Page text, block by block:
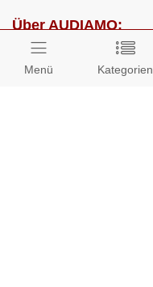
Menü Kategorien
Über AUDIAMO:
Impressum